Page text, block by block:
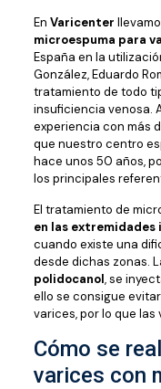
En Varicenter
microespuma para
España en la
González, Eduardo
tratamiento de todo
insuficiencia venosa.
experiencia con más
que nuestro centro
hace unos 50 años,
los principales
El tratamiento de
en las extremidades
cuando existe una
desde dichas zonas.
polidocanol, se
ello se consigue
varices, por lo que
Cómo se
varices con